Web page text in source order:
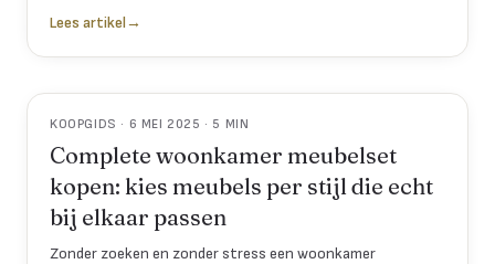
Lees artikel→
KOOPGIDS · 6 MEI 2025 · 5 MIN
Complete woonkamer meubelset
kopen: kies meubels per stijl die echt
bij elkaar passen
Zonder zoeken en zonder stress een woonkamer